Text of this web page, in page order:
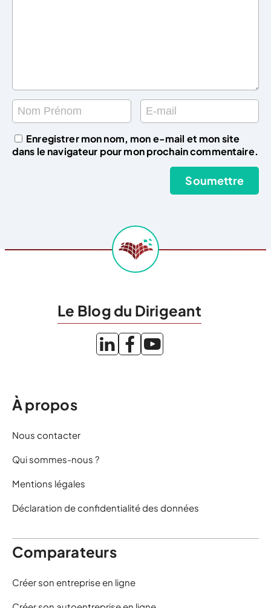
Enregistrer mon nom, mon e-mail et mon site
dans le navigateur pour mon prochain commentaire.
Le Blog du Dirigeant
À propos
Nous contacter
Qui sommes-nous ?
Mentions légales
Déclaration de confidentialité des données
Comparateurs
Créer son entreprise en ligne